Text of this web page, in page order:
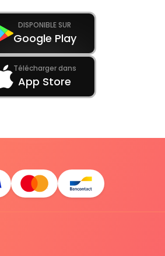
DISPONIBLE SUR
Google Play
Télécharger dans
App Store